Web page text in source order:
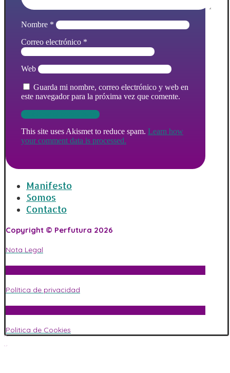
Nombre *
Correo electrónico *
Web
Guarda mi nombre, correo electrónico y web en
este navegador para la próxima vez que comente.
This site uses Akismet to reduce spam. Learn how
your comment data is processed.
Manifesto
Somos
Contacto
Copyright © Perfutura 2026
Nota Legal
Política de privacidad
Politica de Cookies